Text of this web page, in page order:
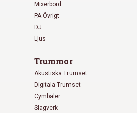
Mixerbord
PA Övrigt
DJ
Ljus
Trummor
Akustiska Trumset
Digitala Trumset
Cymbaler
Slagverk